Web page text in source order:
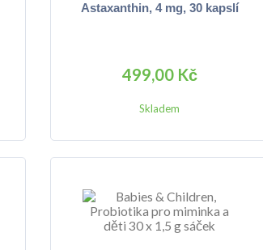
Astaxanthin, 4 mg, 30 kapslí
499,00 Kč
Skladem